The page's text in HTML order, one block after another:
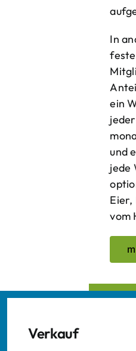
In
ein
und
jede
Eier,
vom
Verkauf